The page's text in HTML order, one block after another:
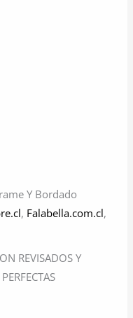
Y Bordado
, Falabella.com.cl,
REVISADOS Y